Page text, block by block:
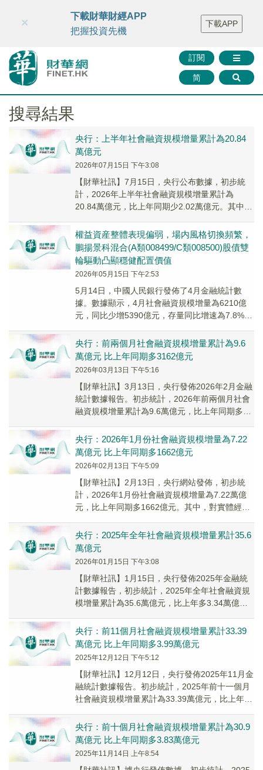
財華智庫網 FINTV FINMETA 財華證券 媒體矩陣
智庫沙龍
聯絡我們
訂閱
简
×
下載財華財經APP
把握投資先機
下載APP
搜尋結果
央行：上半年社會融資規模增量累計為20.84
萬億元
2026年07月15日 下午3:08
【財華社訊】7月15日，央行公布數據，初步統
計，2026年上半年社會融資規模增量累計為
20.84萬億元，比上年同期少2.02萬億元。其中，
權益資産整體表現偏弱，場内風格切換頻繁，
鵬揚景科混合(A類008499/C類008500)股債雙
輪驅動凸顯穩健配置價值
2026年05月15日 下午2:53
5月14日，中國人民銀行發佈了4月金融統計數
據。數據顯示，4月社會融資規模增量為6210億
元，同比少增5390億元，存量同比增速為7.8%，
央行：前兩個月社會融資規模增量累計為9.6
萬億元 比上年同期多3162億元
2026年03月13日 下午5:16
​【財華社訊】3月13日，央行發佈2026年2月金融
統計數據報告。初步統計，2026年前兩個月社會
融資規模增量累計為9.6萬億元，比上年同期多
央行：2026年1月份社會融資規模增量為7.22
萬億元 比上年同期多1662億元
2026年02月13日 下午5:09
【財華社訊】2月13日，央行網站發佈，初步統
計，2026年1月份社會融資規模增量為7.22萬億
元，比上年同期多1662億元。其中，對實體經濟
央行：2025年全年社會融資規模增量累計35.6
萬億元
2026年01月15日 下午3:08
【財華社訊】1月15日，央行發佈2025年金融統
計數據報告，初步統計，2025年全年社會融資規
模增量累計為35.6萬億元，比上年多3.34萬億
央行：前11個月社會融資規模增量累計33.39
萬億元 比上年同期多3.99萬億元
2025年12月12日 下午5:12
【財華社訊】12月12日，央行發佈2025年11月金
融統計數據報告。初步統計，2025年前十一個月
社會融資規模增量累計為33.39萬億元，比上年同
央行：前十個月社會融資規模增量累計為30.9
萬億元 比上年同期多3.83萬億元
2025年11月14日 上午8:54